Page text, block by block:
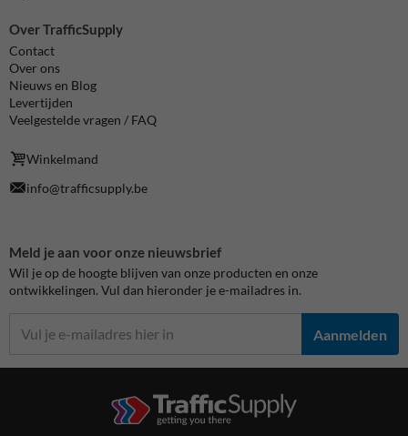
Over TrafficSupply
Contact
Over ons
Nieuws en Blog
Levertijden
Veelgestelde vragen / FAQ
Winkelmand
info@trafficsupply.be
Meld je aan voor onze nieuwsbrief
Wil je op de hoogte blijven van onze producten en onze
ontwikkelingen. Vul dan hieronder je e-mailadres in.
Aanmelden